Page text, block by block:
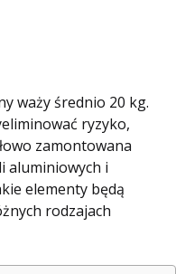
waży średnio 20 kg.
ryzyko,
zamontowana
aluminiowych i
elementy będą
rodzajach